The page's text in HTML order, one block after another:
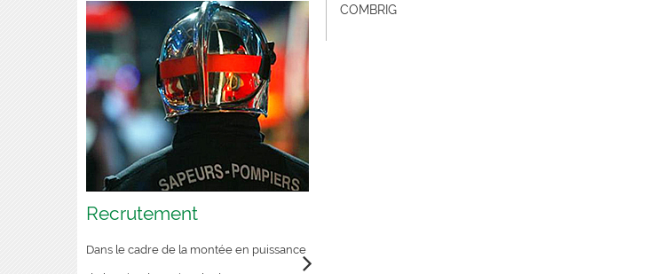
Recrutement
Dans le cadre de la montée en puissance
COMBRIG